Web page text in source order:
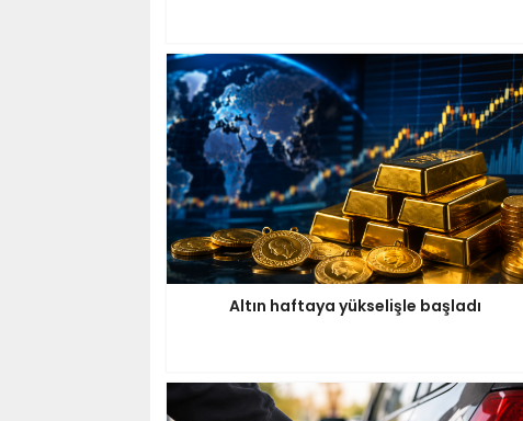
Altın haftaya yükselişle başladı